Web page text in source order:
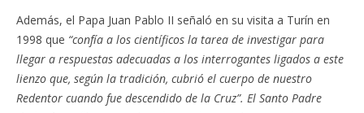
Además, el Papa Juan Pablo II señaló en su visita a Turín en
1998 que “confía a los científicos la tarea de investigar para
llegar a respuestas adecuadas a los interrogantes ligados a este
lienzo que, según la tradición, cubrió el cuerpo de nuestro
Redentor cuando fue descendido de la Cruz”. El Santo Padre